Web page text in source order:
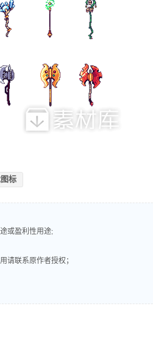
标
或盈利性用途;
请联系原作者授权；